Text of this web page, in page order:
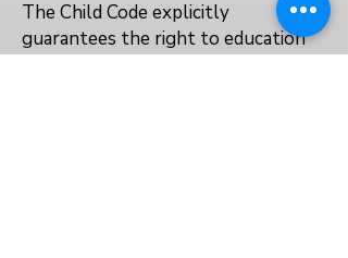
The Child Code explicitly
guarantees the right to education